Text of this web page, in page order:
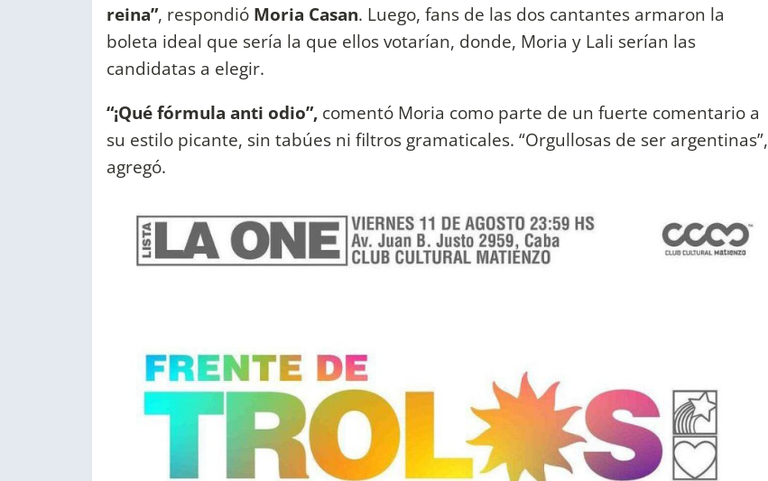
reina”, respondió Moria Casan. Luego, fans de las dos cantantes armaron la
boleta ideal que sería la que ellos votarían, donde, Moria y Lali serían las
candidatas a elegir.
“¡Qué fórmula anti odio”, comentó Moria como parte de un fuerte comentario a
su estilo picante, sin tabúes ni filtros gramaticales. “Orgullosas de ser argentinas”,
agregó.